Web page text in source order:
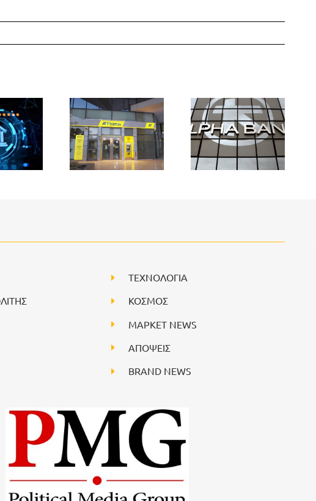
ΤΕΧΝΟΛΟΓΙΑ
ΚΟΣΜΟΣ
ΜΑΡΚΕΤ NEWS
ΑΠΟΨΕΙΣ
BRAND NEWS